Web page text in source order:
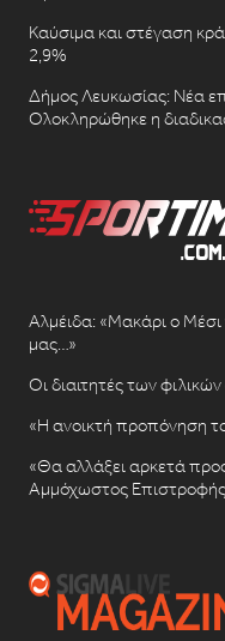
Καύσιμα και στέγαση
2,9%
Δήμος Λευκωσίας: Νέα
Ολοκληρώθηκε η
Αλμέιδα: «Μακάρι ο Μέσι
μας…»
Οι διαιτητές των
«Η ανοικτή προπόνηση
«Θα αλλάξει αρκετά
Αμμόχωστος